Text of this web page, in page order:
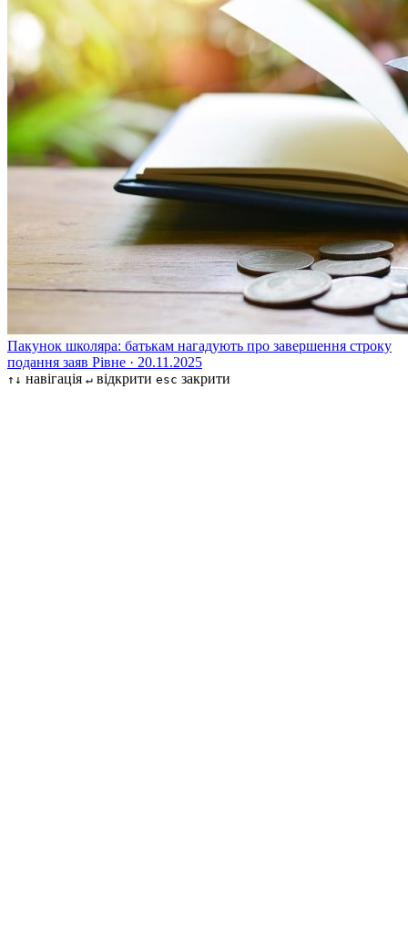
Пакунок школяра: батькам нагадують про завершення строку
подання заяв Рівне · 20.11.2025
↑↓ навігація ↵ відкрити esc закрити